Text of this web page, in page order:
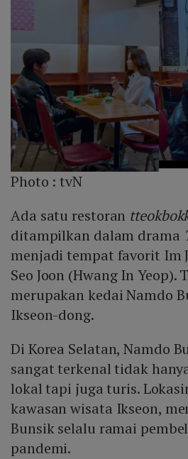
Photo :tvN
Ada satu restoran
ditampilkan dalam drama
menjadi tempat favorit Im
Seo Joon (Hwang In Yeop).
merupakan kedai Namdo
Ikseon-dong.
Di Korea Selatan, Namdo
sangat terkenal tidak
lokal tapi juga turis.
kawasan wisata Ikseon,
Bunsik selalu ramai
pandemi.